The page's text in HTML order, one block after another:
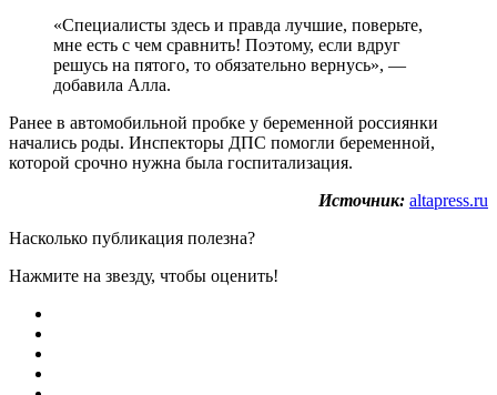
«Специалисты здесь и правда лучшие, поверьте,
мне есть с чем сравнить! Поэтому, если вдруг
решусь на пятого, то обязательно вернусь», —
добавила Алла.
Ранее в автомобильной пробке у беременной россиянки
начались роды. Инспекторы ДПС помогли беременной,
которой срочно нужна была госпитализация.
Источник: altapress.ru
Насколько публикация полезна?
Нажмите на звезду, чтобы оценить!